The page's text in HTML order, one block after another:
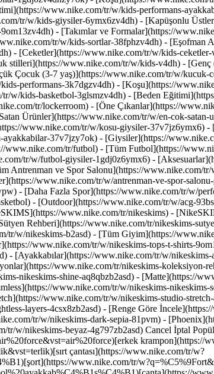
www.nike.com/tr/w/kids-performans-
tr/w/kids-giysiler-6ymx6zv4dh) - [Kapüşonlu
- [Takımlar ve Formalar](https://
tr/w/kids-sortlar-38fphzv4dh) - [Eşofman
- [Ceketler](https://www.nike.com/tr/w/kids-
stilleri](https://www.nike.com/tr/w/kids-v4dh) -
Çocuk (3-7 yaş)](https://www.nike.com/tr/w/kucuk-
performans-3k7dgzv4dh) - [Koşu](https://
kids-basketbol-3glsmzv4dh) - [Beden
tr/lockerroom) - [Öne Çıkanlar](https://
Ürünler](https://www.nike.com/tr/w/en-cok-satan-
www.nike.com/tr/w/kosu-giysiler-37v7jz6ymx6) -
37v7jzy7ok) - [Giysiler](https://
www.nike.com/tr/futbol) - [Tüm Futbol](https://
tr/w/futbol-giysiler-1gdj0z6ymx6) -
Antrenman ve Spor Salonu](https://www.nike.com/
www.nike.com/tr/w/antrenman-ve-spor-
- [Daha Fazla Spor](https://www.nike.com/tr/w/
- [Outdoor](https://www.nike.com/tr/w/acg-
www.nike.com/tr/nikeskims) -
Rehberi](https://www.nike.com/tr/nikeskims-
tr/w/nikeskims-b2asd) - [Tüm Giyim](https://
www.nike.com/tr/w/nikeskims-tops-t-shirts-
- [Ayakkabılar](https://www.nike.com/tr/w/
www.nike.com/tr/nikeskims-koleksiyon-
nikeskims-shine-aq8qbzb2asd) - [Matte](https://
www.nike.com/tr/w/nikeskims-nikeskims-
www.nike.com/tr/w/nikeskims-studio-
layers-4csx8zb2asd) - [Renge Göre İncele](https://www.nike.com/tr/w/nikeskims-b2asd) - [Obsidian](https://www.nike.com/tr/w/nikeskims-siyah-90poyzb2asd) - [Dark Sepia](https://www.nike.com/tr/w/nikeskims-dark-sepia-81pvm) - [Phoenix](https://www.nike.com/tr/w/nikeskims-phoenix-1jhtj) - [Cobalt](https://www.nike.com/tr/w/nikeskims-mavi-8hfx3zb2asd) - [Ivory](https://www.nike.com/tr/w/nikeskims-beyaz-4g797zb2asd) Cancel İptal Popüler Arama Terimleri [ayakkabı](https://www.nike.com/tr/w?q=ayakkab%C4%B1&vst=ayakkab%C4%B1)[air force](https://www.nike.com/tr/w?q=air%20force&vst=air%20force)[erkek krampon](https://www.nike.com/tr/w?q=erkek%20krampon&vst=erkek%20krampon)[terlik](https://www.nike.com/tr/w?q=terlik&vst=terlik)[sırt çantası](https://www.nike.com/tr/w?q=s%C4%B1rt%20%C3%A7antas%C4%B1&vst=s%C4%B1rt%20%C3%A7antas%C4%B1)[şort](https://www.nike.com/tr/w?q=%C5%9Fort&vst=%C5%9Fort)[basketbol ayakkabısı](https://www.nike.com/tr/w?q=basketbol%20ayakkab%C4%B1s%C4%B1&vst=basketbol%20ayakkab%C4%B1s%C4%B1)[çanta](https://www.nike.com/tr/w?q=%C3%A7anta&vst=%C3%A7anta) [](https://www.nike.com/tr/favorites "Favoriler")[](https://www.nike.com/tr/cart "Sepetteki Ürünler: 0") # Sağlıklı Alışkanlıkları Oturtmak İçin 5 İpucu ##### Rehberlik ve Beslenme Son güncellenme tarihi: 15 Haziran 2020 Hazırlayan: Nike Training ![Sağlıklı Alışkanlıkları Oturtmak İçin 5 İpucu](https://static.nike.com/a/images/f_auto/dpr_1.0,cs_srgb/h_1300,c_limit/2445a4c7-7eb4-4893-ac22-abb50403d6c1/salkl-alkanlklar-oturtmak-in-5-pucu.jpg) ## Alışkanlıklarını değiştirmek için nasıl gerçekçi hedefler belirleyebilirsin? Yeni, daha sağlıklı alışkanlıklar edinmek *zordur*. Her sabah saat 6'da antrenman yapmak ve her Pazar bir haftalık yemek hazırlamak "Bunu yapabilirim!" demek kadar kolay olsaydı hepimiz formumuzun zirvesinde olurduk ve sağlıklı beslenirdik. Buna rağmen, belirlediğimiz hedeflere ulaşmanın ve bunları hayatımızın uzun vadeli bir parçası haline getirmenin somut yolları vardır. İşte pozitif değişiklikler yapmana yardımcı olacak beş basit ipucu. __1. ipucu:__ Küçük düşün. __İşe yaramasının nedeni:__ Hedeflerimize ulaşamamamızın en büyük nedenlerinden biri, genellikle birkaç büyük değişikliği aynı anda yapmaya çalışmamızdır. Daha sağlıklı beslenmeye çalışırken antrenmana başlamaya ve günlük rutinlerimizi değiştirmeye de çalışırsak birkaç güne kalmadan usanırız. Onun yerine kontrol altında tutabileceğin, küçük bir değişiklikle işe başla. Örneğin, her öğünde (kahvaltıda bile) bir sebze yemeyi ya da doyup doymadığının farkında olmak için dikkatini vererek yemek yemeyi hedefle. ## "Farkındalık kazandığın ve belirli bir beceride ustalaştığın zaman, öğrendiklerini bir sonraki hedefine uygulayabilirsin." Dr. John Beradi, Precision Nutrition'ın kurucusu Precision Nutrition'ın kurucusu ve Nike Performance Council üyesi Dr. John Berardi, "Rehberlik yaptığımız kişiler genellikle bu yaklaşımın basitliğinden tatmin olmaz ve sonuç almak için daha fazla şey yapması gerektiğini düşünür." diyor. Ama başarının temelinde değişiklikleri teker teker yapmak yatar: "Belki pizza yemeye devam ediyorsun ama artık pizzayı daha yavaş ve dikkat ederek yiyorsun. Farkındalık kazandığın ve belirli bir beceride ustalaştığın zaman, öğrendiklerini bir sonraki hedefine uygulayabilirsin.” __2. ipucu:__ Antrenmanlarını planla. __İşe yaramasının nedeni:__ Yeni bir alışkanlığı oturtmanın en iyi yolu, onu takviminde planlamaktır. Daha da iyisi, ulaşmak istediğin hedefi tam olarak yazıp